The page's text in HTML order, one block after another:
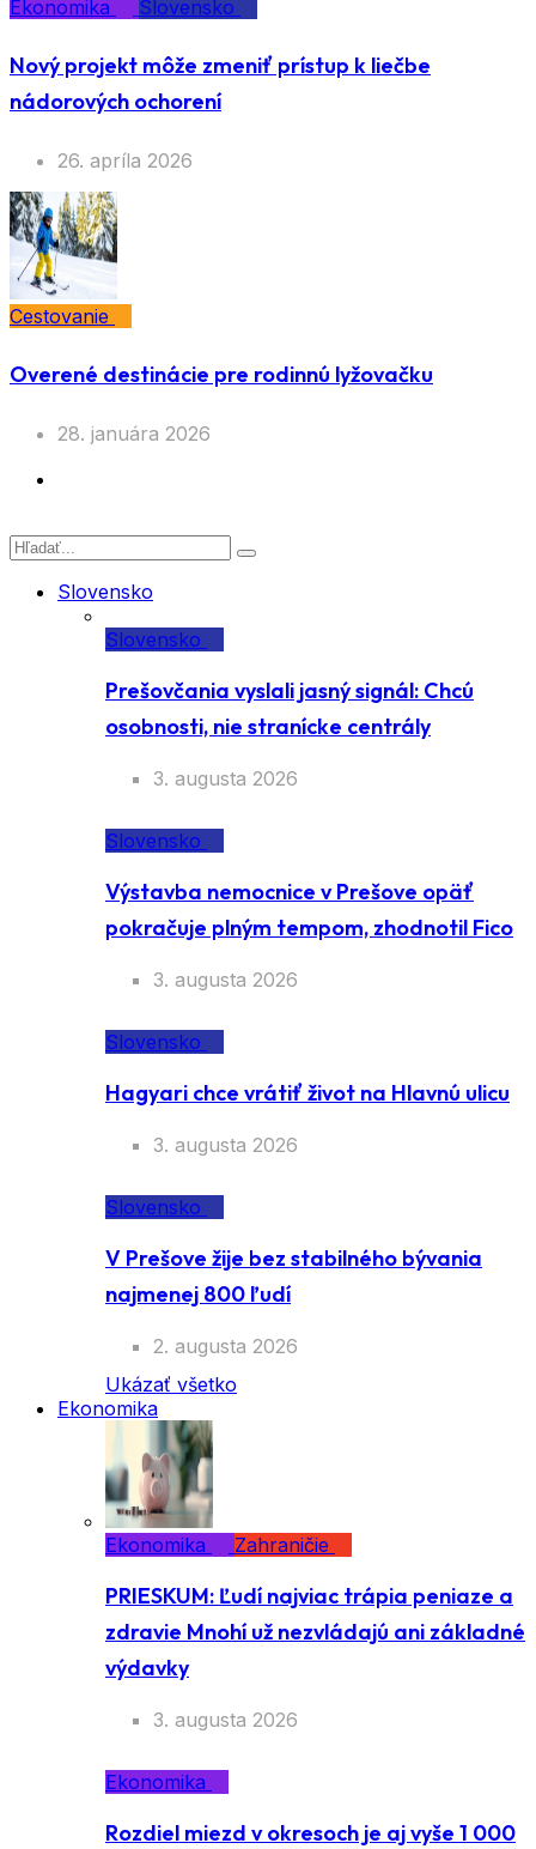
Ekonomika Slovensko
Nový projekt môže zmeniť prístup k liečbe
nádorových ochorení
26. apríla 2026
Cestovanie
Overené destinácie pre rodinnú lyžovačku
28. januára 2026
Slovensko
Slovensko
Prešovčania vyslali jasný signál: Chcú
osobnosti, nie stranícke centrály
3. augusta 2026
Slovensko
Výstavba nemocnice v Prešove opäť
pokračuje plným tempom, zhodnotil Fico
3. augusta 2026
Slovensko
Hagyari chce vrátiť život na Hlavnú ulicu
3. augusta 2026
Slovensko
V Prešove žije bez stabilného bývania
najmenej 800 ľudí
2. augusta 2026
Ukázať všetko
Ekonomika
Ekonomika Zahraničie
PRIESKUM: Ľudí najviac trápia peniaze a
zdravie Mnohí už nezvládajú ani základné
výdavky
3. augusta 2026
Ekonomika
Rozdiel miezd v okresoch je aj vyše 1 000